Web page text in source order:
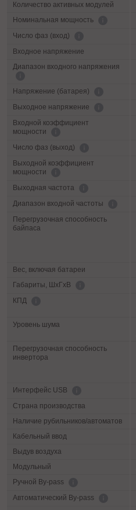
Количество активных модулей
Номинальная мощность
Число фаз (вход)
Входное напряжение
Диапазон входного напряжения
Напряжение (батарея)
Выходное напряжение
Входной коэффициент
мощности
Число фаз (выход)
Выходной коэффициент
мощности
Выходная частота
Диапазон входной частоты
Перегрузочная способность
байпаса
Вес, включая батареи
Габариты, ШхГхВ
КПД
Уровень шума
Перегрузочная способность
инвертора
Интерфейс USB
Страна производства
Наличие рубильников/автоматов
Кабельный ввод
Выдув воздуха
Модульный
Ручной By-pass
Автоматический By-pass